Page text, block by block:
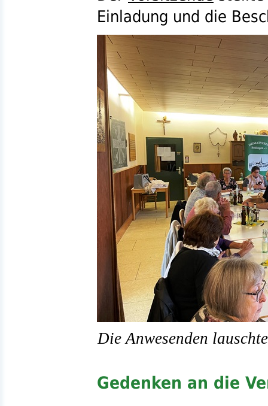
Einladung und die
Die Anwesenden
Gedenken an die